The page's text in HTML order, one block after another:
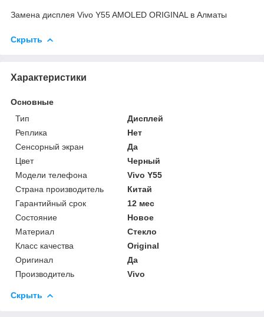
Замена дисплея Vivo Y55 AMOLED ORIGINAL в Алматы
Скрыть
Характеристики
Основные
Тип
Дисплей
Реплика
Нет
Сенсорный экран
Да
Цвет
Черный
Модели телефона
Vivо Y55
Страна производитель
Китай
Гарантийный срок
12 мес
Состояние
Новое
Материал
Стекло
Класс качества
Original
Оригинал
Да
Производитель
Vivo
Скрыть